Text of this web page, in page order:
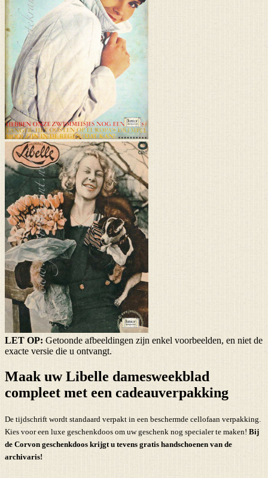
LET OP: Getoonde afbeeldingen zijn enkel voorbeelden, en niet de
exacte versie die u ontvangt.
Maak uw Libelle damesweekblad
compleet met een cadeauverpakking
De tijdschrift wordt standaard verpakt in een beschermde cellofaan verpakking.
Kies voor een luxe geschenkdoos om uw geschenk nog specialer te maken! Bij
de Corvon geschenkdoos krijgt u tevens gratis handschoenen van de
archivaris!